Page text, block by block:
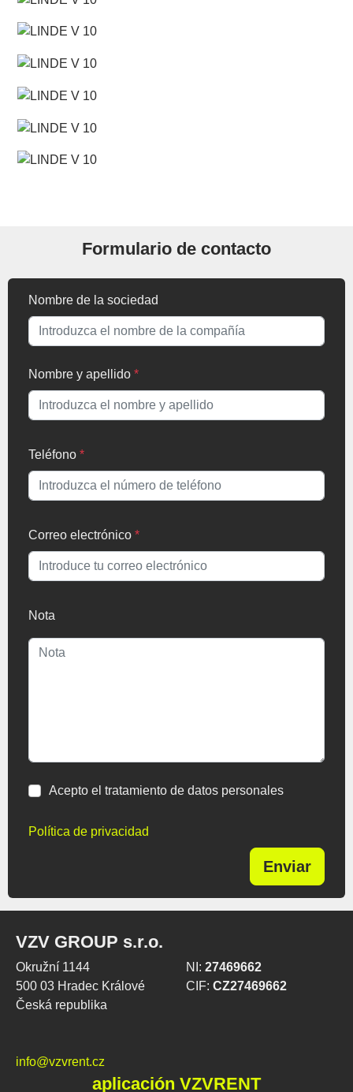
Formulario de contacto
Nombre de la sociedad
Nombre y apellido *
Teléfono *
Correo electrónico *
Nota
Acepto el tratamiento de datos personales
Política de privacidad
Enviar
VZV GROUP s.r.o.
Okružní 1144
500 03 Hradec Králové
Česká republika
NI: 27469662
CIF: CZ27469662
info@vzvrent.cz
aplicación VZVRENT